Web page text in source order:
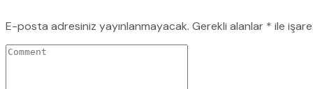
E-posta adresiniz yayınlanmayacak. Gerekli alanlar * ile